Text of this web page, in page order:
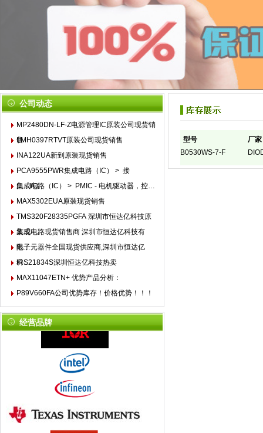
型号
厂家
B0530WS-7-F
公司动态
MP2480DN-LF-Z电源管理IC原装公司现货销
售
LMH0397RTVT原装公司现货销售
INA122UA新到原装现货销售
PCA9555PWR集成电路（IC） > 接
口 - I/O…
集成电路（IC） > PMIC - 电机驱动器，控…
MAX5302EUA原装现货销售
TMS320F28335PGFA 深圳市恒达亿科技原
装现…
集成电路现货销售商 深圳市恒达亿科技有
限…
电子元器件全国现货供应商,深圳市恒达亿
科…
IRS21834S深圳恒达亿科技热卖
MAX11047ETN+ 优势产品分析：
P89V660FA公司优势库存！价格优势！！！
1
经营品牌